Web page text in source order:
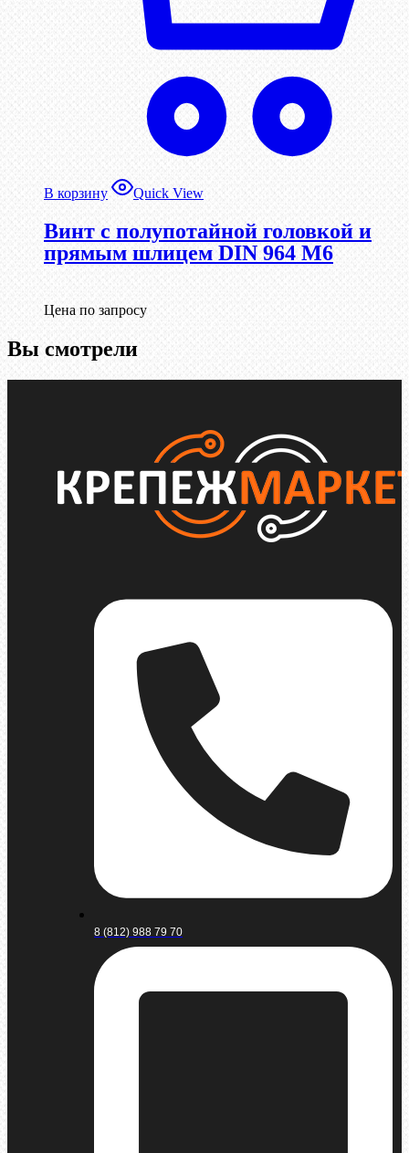
В корзину Quick View
Винт с полупотайной головкой и
прямым шлицем DIN 964 М6
Цена по запросу
Вы смотрели
8 (812) 988 79 70